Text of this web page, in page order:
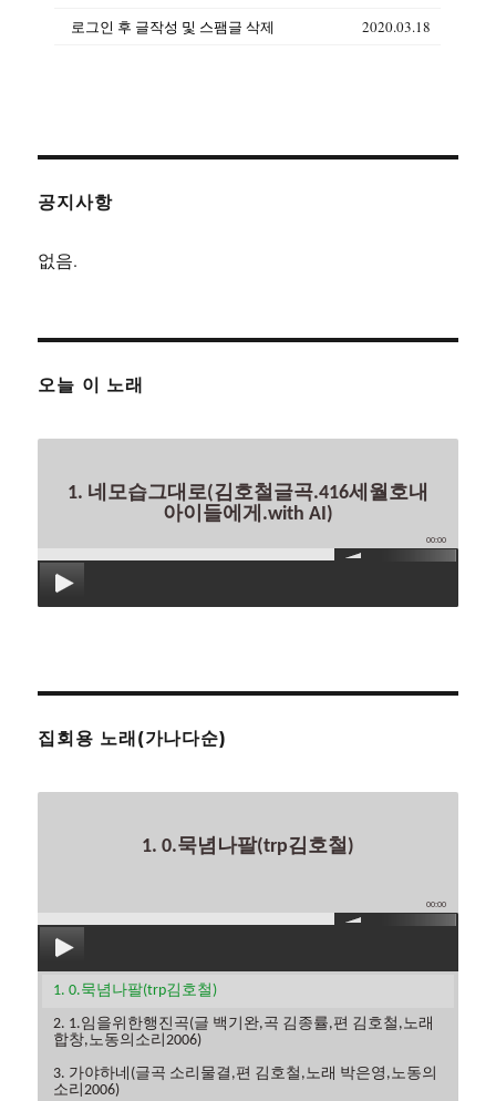
로그인 후 글작성 및 스팸글 삭제 2020.03.18
공지사항
없음.
오늘 이 노래
1. 네모습그대로(김호철글곡.416세월호내
아이들에게.with AI)
00:00
집회용 노래(가나다순)
1. 0.묵념나팔(trp김호철)
00:00
1. 0.묵념나팔(trp김호철)
2. 1.임을위한행진곡(글 백기완,곡 김종률,편 김호철,노래
합창,노동의소리2006)
3. 가야하네(글곡 소리물결,편 김호철,노래 박은영,노동의
소리2006)